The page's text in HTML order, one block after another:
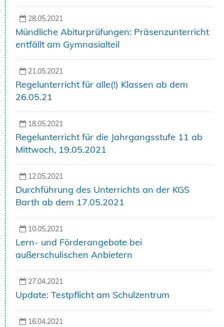
28.05.2021
Mündliche Abiturprüfungen: Präsenzunterricht
entfällt am Gymnasialteil
21.05.2021
Regelunterricht für alle(!) Klassen ab dem
26.05.21
18.05.2021
Regelunterricht für die Jahrgangsstufe 11 ab
Mittwoch, 19.05.2021
12.05.2021
Durchführung des Unterrichts an der KGS
Barth ab dem 17.05.2021
10.05.2021
Lern- und Förderangebote bei
außerschulischen Anbietern
27.04.2021
Update: Testpflicht am Schulzentrum
16.04.2021